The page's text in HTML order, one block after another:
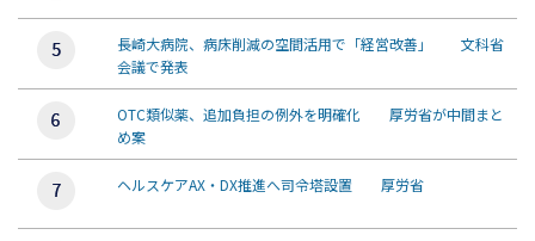
長崎大病院、病床削減の空間活用で「経営改善」 文科省
会議で発表
OTC類似薬、追加負担の例外を明確化 厚労省が中間まと
め案
ヘルスケアAX・DX推進へ司令塔設置 厚労省